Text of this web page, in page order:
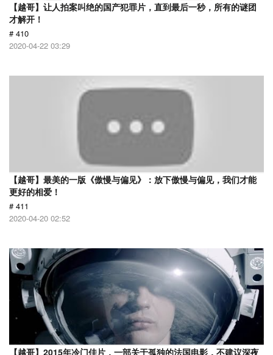
【越哥】让人拍案叫绝的国产犯罪片，直到最后一秒，所有的谜团
才解开！
# 410
2020-04-22 03:29
【越哥】最美的一版《傲慢与偏见》：放下傲慢与偏见，我们才能
更好的相爱！
# 411
2020-04-20 02:52
【越哥】2015年冷门佳片，一部关于孤独的法国电影，不建议深夜